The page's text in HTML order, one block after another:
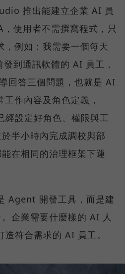
推出能建立企業 AI 員
使用者不需撰寫程式，只
，例如：我需要一個每天
到通訊軟體的 AI 員工，
回答三個問題，也就是 AI
作內容及角色定義，
經設定好角色、權限與工
半小時內完成調校與部
在相同的治理框架下運
Agent 開發工具，而是建
企業需要什麼樣的 AI 人
符合需求的 AI 員工。